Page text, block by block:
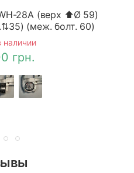
28A (верх ⬆Ø 59)
(меж. болт. 60)
наличии
грн.